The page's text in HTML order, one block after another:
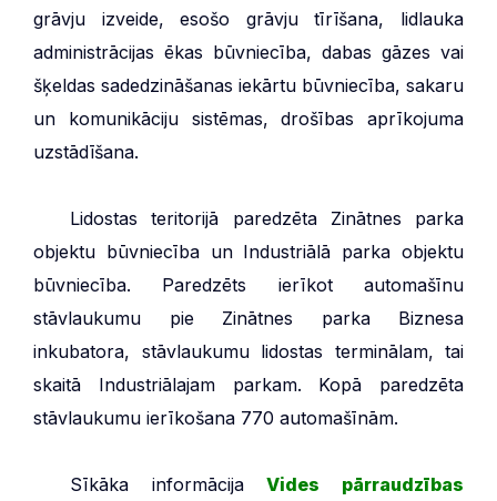
grāvju izveide, esošo grāvju tīrīšana, lidlauka
administrācijas ēkas būvniecība, dabas gāzes vai
šķeldas sadedzināšanas iekārtu būvniecība, sakaru
un komunikāciju sistēmas, drošības aprīkojuma
uzstādīšana.
Lidostas teritorijā paredzēta Zinātnes parka
objektu būvniecība un Industriālā parka objektu
būvniecība. Paredzēts ierīkot automašīnu
stāvlaukumu pie Zinātnes parka Biznesa
inkubatora, stāvlaukumu lidostas terminālam, tai
skaitā Industriālajam parkam. Kopā paredzēta
stāvlaukumu ierīkošana 770 automašīnām.
Sīkāka informācijaVides pārraudzības